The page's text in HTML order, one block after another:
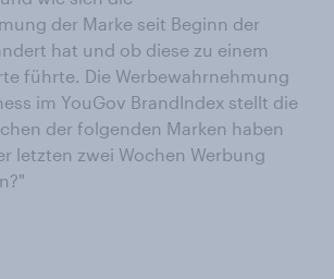
der Marke seit Beginn der
hat und ob diese zu einem
führte. Die Werbewahrnehmung
im YouGov BrandIndex stellt die
der folgenden Marken haben
letzten zwei Wochen Werbung